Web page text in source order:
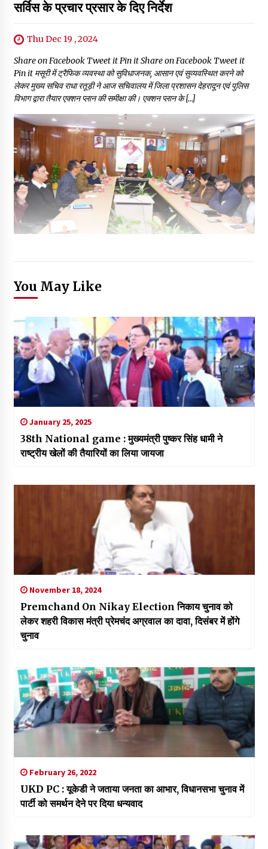
सर्विस के प्रचार प्रसार के दिए निर्देश
Thu Dec 19 , 2024
Share on Facebook Tweet it Pin it Share on Facebook Tweet it
Pin it मसूरी में ट्रैफिक व्यवस्था को सुविधाजनक, आसान एवं सुव्यवस्थित करने को
लेकर मुख्य सचिव राधा रतूड़ी ने आज सचिवालय में जिला प्रशासन देहरादून एवं पुलिस
विभाग द्वारा तैयार एक्शन प्लान की समीक्षा की। एक्शन प्लान के […]
You May Like
January 25, 2025
38th National game : मुख्यमंत्री पुष्कर सिंह धामी ने
राष्ट्रीय खेलों की तैयारियों का लिया जायजा
November 18, 2024
Premchand On Nikay Election निकाय चुनाव को
लेकर शहरी विकास मंत्री प्रेमचंद अग्रवाल का दावा, दिसंबर में होंगे
चुनाव
February 26, 2022
UKD PC : यूकेडी ने जताया जनता का आभार, विधानसभा चुनाव में
पार्टी को समर्थन देने पर दिया धन्यवाद